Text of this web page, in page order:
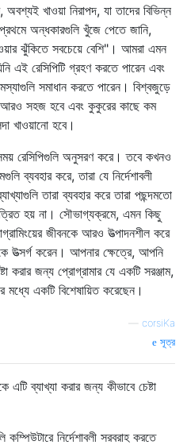
খাওয়া নিরাপদ, যা তাদের বিভিন্ন
অন্ধকারগুলি খুঁজে পেতে জানি,
ঝুঁকিতে সবচেয়ে বেশি"। আমরা এমন
এই রেসিপিটি গ্রহণ করতে পারেন এবং
সমাধান করতে পারেন। বিশ্বজুড়ে
আরও সহজ হবে এবং কুকুরের কাছে কম
খাওয়ানো হবে।
রেসিপিগুলি অনুসরণ করে। তবে কখনও
ব্যবহার করে, তারা যে নির্দেশাবলী
তারা ব্যবহার করে তারা পছন্দমতো
হয় না। সৌভাগ্যক্রমে, এমন কিছু
জীবনকে আরও উত্পাদনশীল করে
উত্সর্গ করেন। আপনার ক্ষেত্রে, আপনি
করার জন্য প্রোগ্রামার যে একটি সরঞ্জাম,
মধ্যে একটি বিশেষায়িত করেছেন।
corsiKa
সূত্র
ব্যাখ্যা করার জন্য কীভাবে চেষ্টা
কম্পিউটারে নির্দেশাবলী সরবরাহ করতে